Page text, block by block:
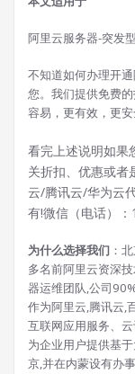
阿里云服务器-突发
不知道如何办理开
您。我们提供免费
容易，更有效，更安
看完上述说明如果
关折扣、优惠或者
云/腾讯云/华为云
有!微信（电话）：
为什么选择我们 ：
多名前阿里云资深
器运维团队,公司
作为阿里云,腾讯云,
互联网应用服务、
为企业用户提供基
京,并在内蒙设有办